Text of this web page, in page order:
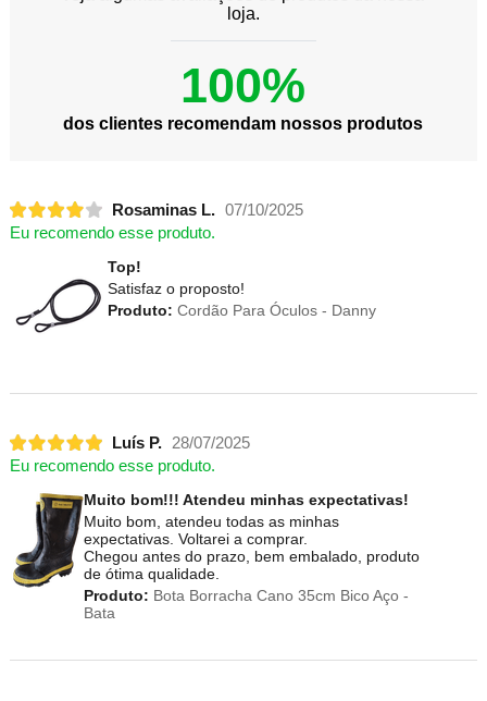
loja.
100%
dos clientes recomendam nossos produtos
Rosaminas L. 07/10/2025
Eu recomendo esse produto.
Top!
Satisfaz o proposto!
Produto: Cordão Para Óculos - Danny
Luís P.
28/07/2025
Eu recomendo esse produto.
Muito bom!!! Atendeu minhas expectativas!
Muito bom, atendeu todas as minhas
expectativas. Voltarei a comprar.
Chegou antes do prazo, bem embalado, produto
de ótima qualidade.
Produto: Bota Borracha Cano 35cm Bico Aço -
Bata